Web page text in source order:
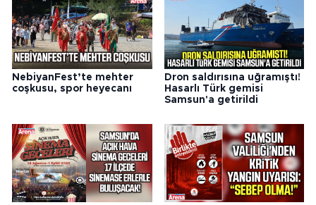
NebiyanFest’te mehter
coşkusu, spor heyecanı
Dron saldırısına uğramıştı!
Hasarlı Türk gemisi
Samsun'a getirildi